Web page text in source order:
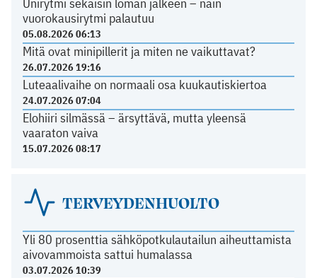
Unirytmi sekaisin loman jälkeen – näin
vuorokausirytmi palautuu
05.08.2026 06:13
Mitä ovat minipillerit ja miten ne vaikuttavat?
26.07.2026 19:16
Luteaalivaihe on normaali osa kuukautiskiertoa
24.07.2026 07:04
Elohiiri silmässä – ärsyttävä, mutta yleensä
vaaraton vaiva
15.07.2026 08:17
TERVEYDENHUOLTO
Yli 80 prosenttia sähköpotkulautailun aiheuttamista
aivovammoista sattui humalassa
03.07.2026 10:39